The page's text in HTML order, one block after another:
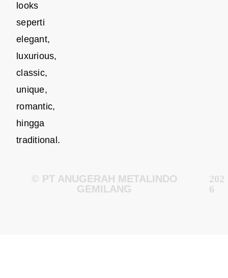
looks
seperti
elegant,
luxurious,
classic,
unique,
romantic,
hingga
traditional.
© PT ANUGERAH METALINDO
GEMILANG
202
6